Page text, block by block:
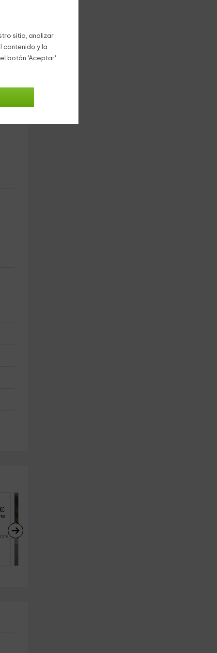
sitio, analizar
contenido y la
botón 'Aceptar'.